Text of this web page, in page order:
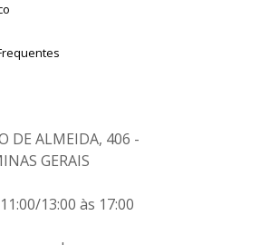
DE ALMEIDA, 406 -
GERAIS
13:00 às 17:00